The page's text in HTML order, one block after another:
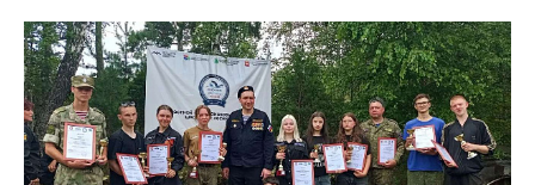
испанском городе Пуэрто-де-ла-Крус. Национальную сборную
на этом турнире возглавит тренер златоустовской «Уралочки»
Дмитрий Андреев.